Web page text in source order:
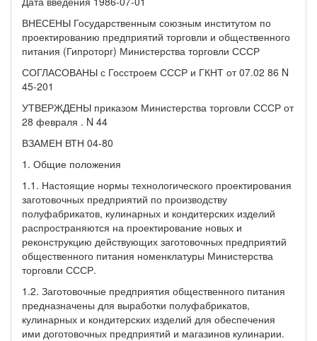
ВНЕСЕНЫ Государственным союзным институтом по
проектированию предприятий торговли и общественного
питания (Гипроторг) Министерства торговли СССР
СОГЛАСОВАНЫ с Госстроем СССР и ГКНТ от 07.02 86 N
45-201
УТВЕРЖДЕНЫ приказом Министерства торговли СССР от
28 февраля . N 44
ВЗАМЕН ВТН 04-80
1. Общие положения
1.1. Настоящие нормы технологического проектирования
заготовочных предприятий по производству
полуфабрикатов, кулинарных и кондитерских изделий
распространяются на проектирование новых и
реконструкцию действующих заготовочных предприятий
общественного питания номенклатуры Министерства
торговли СССР.
1.2. Заготовочные предприятия общественного питания
предназначены для выработки полуфабрикатов,
кулинарных и кондитерских изделий для обеспечения
ими доготовочных предприятий и магазинов кулинарии.